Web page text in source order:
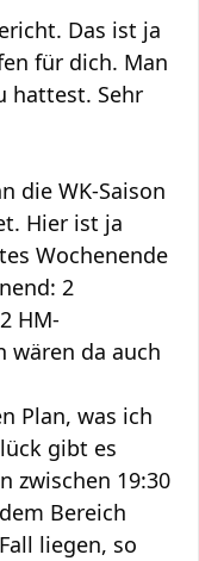
Das ist ja
für dich. Man
hattest. Sehr
die WK-Saison
Hier ist ja
Wochenende
2
HM-
wären da auch
Plan, was ich
gibt es
zwischen 19:30
Bereich
liegen, so